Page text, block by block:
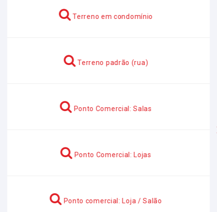
Terreno em condomínio
Terreno padrão (rua)
Ponto Comercial: Salas
Ponto Comercial: Lojas
Ponto comercial: Loja / Salão